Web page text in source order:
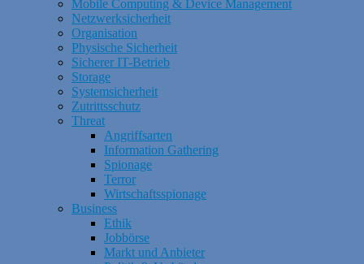
Mobile Computing & Device Management
Netzwerksicherheit
Organisation
Physische Sicherheit
Sicherer IT-Betrieb
Storage
Systemsicherheit
Zutrittsschutz
Threat
Angriffsarten
Information Gathering
Spionage
Terror
Wirtschaftsspionage
Business
Ethik
Jobbörse
Markt und Anbieter